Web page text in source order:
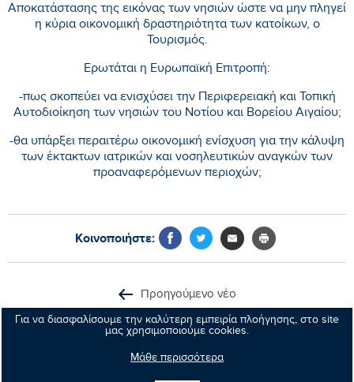
Για να διασφαλίσουμε την καλύτερη εμπειρία πλοήγησης, στο site
μας χρησιμοποιούμε cookies.
Μάθε περισσότερα
Αποκατάστασης της εικόνας των νησιών ώστε να μην πληγεί
η κύρια οικονομική δραστηριότητα των κατοίκων, ο
Τουρισμός.
Ερωτάται η Ευρωπαϊκή Επιτροπή:
-πως σκοπεύει να ενισχύσει την Περιφερειακή και Τοπική
Αυτοδιοίκηση των νησιών του Νοτίου και Βορείου Αιγαίου;
-θα υπάρξει περαιτέρω οικονομική ενίσχυση για την κάλυψη
των έκτακτων ιατρικών και νοσηλευτικών αναγκών των
προαναφερόμενων περιοχών;
Κοινοποιήστε:
Προηγούμενο νέο
Επόμενο νέο